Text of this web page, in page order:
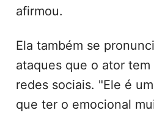
afirmou.
Ela também se
ataques que o ator
redes sociais. "Ele é
que ter o emocional